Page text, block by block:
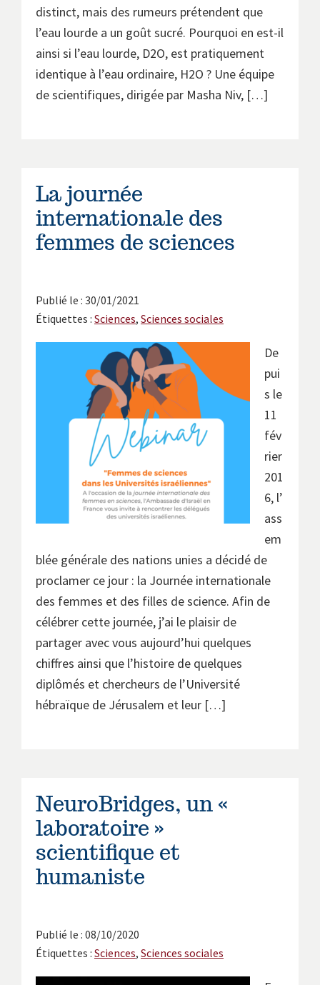
distinct, mais des rumeurs prétendent que
l’eau lourde a un goût sucré. Pourquoi en est-il
ainsi si l’eau lourde, D2O, est pratiquement
identique à l’eau ordinaire, H2O ? Une équipe
de scientifiques, dirigée par Masha Niv, […]
La journée
internationale des
femmes de sciences
Publié le : 30/01/2021
Étiquettes : Sciences, Sciences sociales
De
pui
s le
11
fév
rier
201
6, l’
ass
em
blée générale des nations unies a décidé de
proclamer ce jour : la Journée internationale
des femmes et des filles de science. Afin de
célébrer cette journée, j’ai le plaisir de
partager avec vous aujourd’hui quelques
chiffres ainsi que l’histoire de quelques
diplômés et chercheurs de l’Université
hébraïque de Jérusalem et leur […]
NeuroBridges, un «
laboratoire »
scientifique et
humaniste
Publié le : 08/10/2020
Étiquettes : Sciences, Sciences sociales